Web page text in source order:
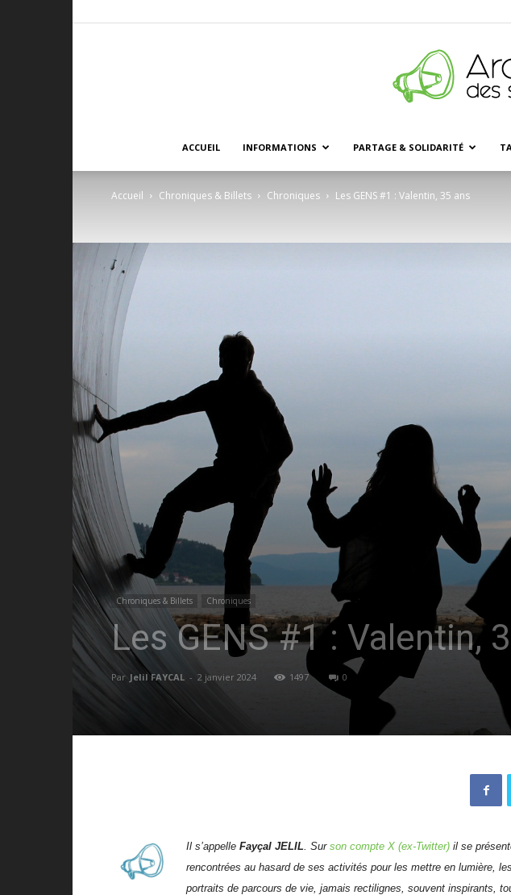
ACCUEIL INFORMATIONS PARTAGE & SOLIDARITÉ
Accueil Chroniques & Billets Chroniques Les GENS #1 : Valentin, 35 ans
Chroniques & Billets Chroniques
Les GENS #1 : Valentin,
Par Jelil FAYCAL - 2 janvier 2024 1497 0
Il s’appelle Fayçal JELIL. Sur son compte X (ex-Twitter) il se
rencontrées au hasard de ses activités pour les mettre en lumière,
portraits de parcours de vie, jamais rectilignes, souvent inspirants,